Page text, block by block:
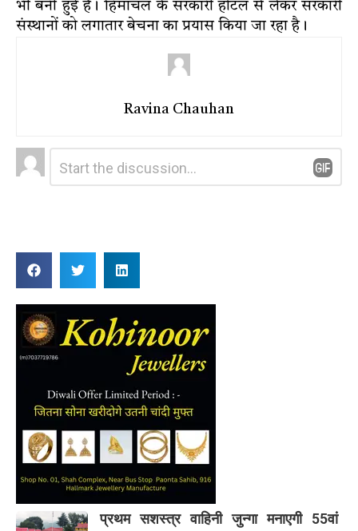
भी बनी हुई है। हिमाचल के सरकारी होटल से लेकर सरकारी
संस्थानों को लगातार बेचना का प्रयास किया जा रहा है।
Ravina Chauhan
Leave
a
Comment
प्रथम सशस्त्र वाहिनी जुन्गा मनाएगी 55वां